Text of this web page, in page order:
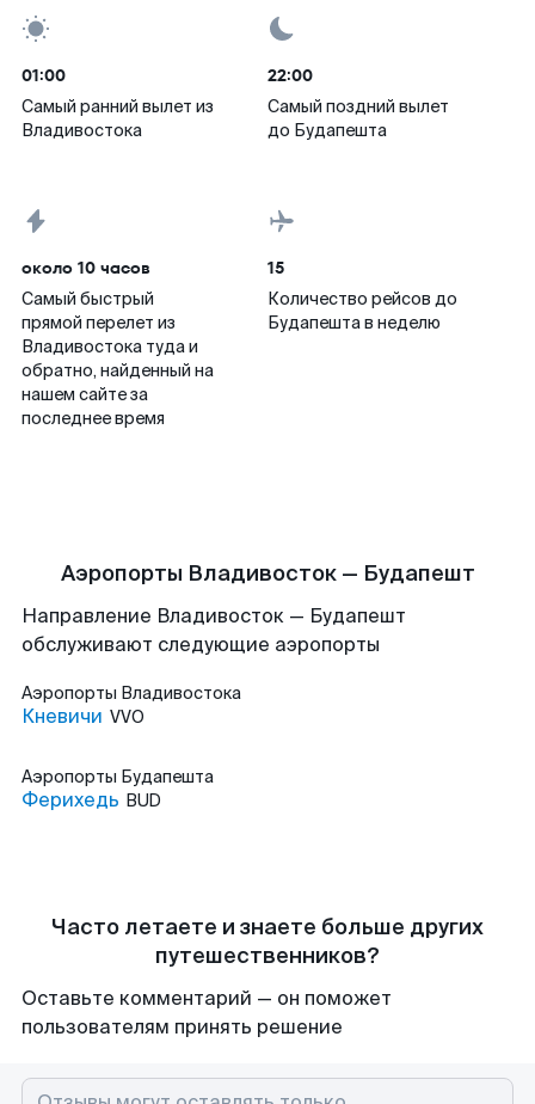
01:00
Самый ранний вылет из
Владивостока
22:00
Самый поздний вылет
до Будапешта
около 10 часов
Самый быстрый
прямой перелет из
Владивостока туда и
обратно, найденный на
нашем сайте за
последнее время
15
Количество рейсов до
Будапешта в неделю
Аэропорты Владивосток — Будапешт
Направление Владивосток — Будапешт
обслуживают следующие аэропорты
Аэропорты Владивостока
Кневичи VVO
Аэропорты Будапешта
Ферихедь BUD
Часто летаете и знаете больше других
путешественников?
Оставьте комментарий — он поможет
пользователям принять решение